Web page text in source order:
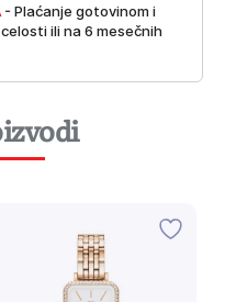
- Plaćanje gotovinom i
ili na 6 mesečnih